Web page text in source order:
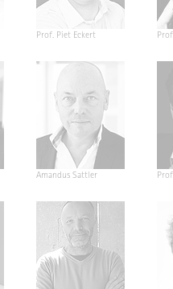
Prof. Piet Eckert
Amandus Sattler